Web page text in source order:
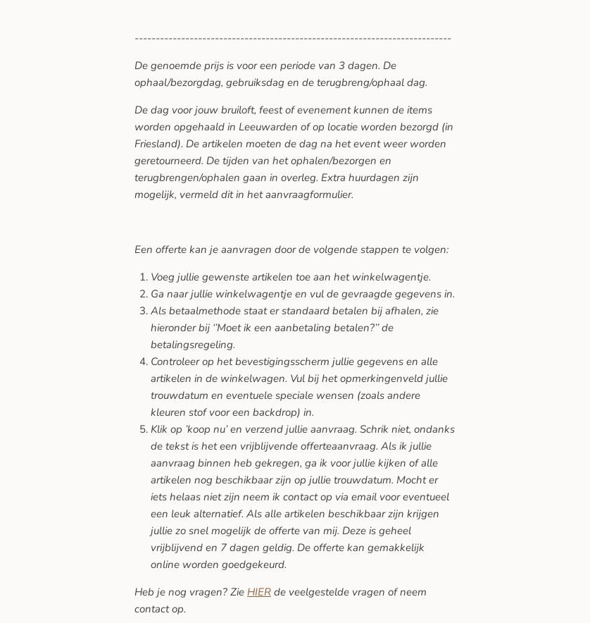
---------------------------------------------------------------------------
De genoemde prijs is voor een periode van 3 dagen. De
ophaal/bezorgdag, gebruiksdag en de terugbreng/ophaal dag.
De dag voor jouw bruiloft, feest of evenement kunnen de items
worden opgehaald in Leeuwarden of op locatie worden bezorgd (in
Friesland). De artikelen moeten de dag na het event weer worden
geretourneerd. De tijden van het ophalen/bezorgen en
terugbrengen/ophalen gaan in overleg. Extra huurdagen zijn
mogelijk, vermeld dit in het aanvraagformulier.
Een offerte kan je aanvragen door de volgende stappen te volgen:
Voeg jullie gewenste artikelen toe aan het winkelwagentje.
Ga naar jullie winkelwagentje en vul de gevraagde gegevens in.
Als betaalmethode staat er standaard betalen bij afhalen, zie
hieronder bij ‘’Moet ik een aanbetaling betalen?’’ de
betalingsregeling.
Controleer op het bevestigingsscherm jullie gegevens en alle
artikelen in de winkelwagen. Vul bij het opmerkingenveld jullie
trouwdatum en eventuele speciale wensen (zoals andere
kleuren stof voor een backdrop) in.
Klik op ’koop nu’ en verzend jullie aanvraag. Schrik niet, ondanks
de tekst is het een vrijblijvende offerteaanvraag. Als ik jullie
aanvraag binnen heb gekregen, ga ik voor jullie kijken of alle
artikelen nog beschikbaar zijn op jullie trouwdatum. Mocht er
iets helaas niet zijn neem ik contact op via email voor eventueel
een leuk alternatief. Als alle artikelen beschikbaar zijn krijgen
jullie zo snel mogelijk de offerte van mij. Deze is geheel
vrijblijvend en 7 dagen geldig. De offerte kan gemakkelijk
online worden goedgekeurd.
Heb je nog vragen? Zie HIER de veelgestelde vragen of neem
contact op.